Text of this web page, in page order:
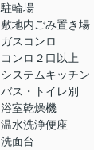
駐輪場
敷地内ごみ置き場
ガスコンロ
コンロ２口以上
システムキッチン
バス・トイレ別
浴室乾燥機
温水洗浄便座
洗面台